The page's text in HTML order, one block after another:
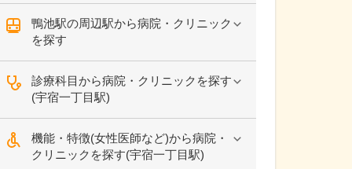
鴨池駅の周辺駅から病院・クリニック
を探す
診療科目から病院・クリニックを探す
(宇宿一丁目駅)
機能・特徴(女性医師など)から病院・
クリニックを探す(宇宿一丁目駅)